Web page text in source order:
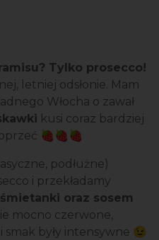
Tylko prosecco!
letniej odsłonie. Mam
Włocha o zawał
kusi coraz bardziej
🍓🍓🍓
podłużne)
i przekładamy
oraz sosem
mocno czerwone,
smak były intensywne 😉